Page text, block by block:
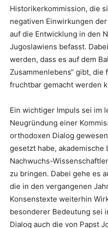
Historikerkommission, die
negativen Einwirkungen
auf die Entwicklung in den
Jugoslawiens befasst.
werden, dass es auf dem
Zusammenlebens“ gibt, die
fruchtbar gemacht werden
Ein wichtiger Impuls sei im
Neugründung einer
orthodoxen Dialog
gesetzt habe, akademische
Nachwuchs-
zu bringen. Dabei gehe es
die in den vergangenen
Konsenstexte weiterhin
besonderer Bedeutung sei
Dialog auch die von Papst